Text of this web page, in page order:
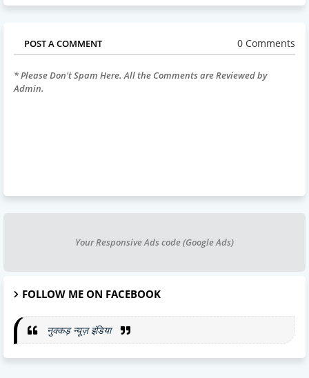
POST A COMMENT 0 Comments
* Please Don't Spam Here. All the Comments are Reviewed by
Admin.
Your Responsive Ads code (Google Ads)
FOLLOW ME ON FACEBOOK
नुक्कड़ न्यूज़ इंडिया